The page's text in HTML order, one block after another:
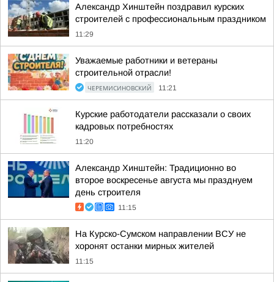
Александр Хинштейн поздравил курских
строителей с профессиональным праздником
11:29
Уважаемые работники и ветераны
строительной отрасли!
ЧЕРЕМИСИНОВСКИЙ 11:21
Курские работодатели рассказали о своих
кадровых потребностях
11:20
Александр Хинштейн: Традиционно во
второе воскресенье августа мы празднуем
день строителя
11:15
На Курско-Сумском направлении ВСУ не
хоронят останки мирных жителей
11:15